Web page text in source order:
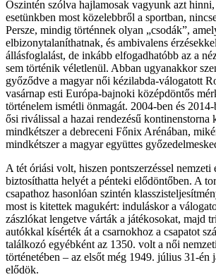
Őszintén szólva hajlamosak vagyunk azt
esetünkben most közelebbről a sportban,
Persze, mindig történnek olyan „csodák”,
elbizonytalaníthatnak, és ambivalens
állásfoglalást, de inkább elfogadhatóbb az a
sem történik véletlenül. Abban ugyanakkor
győződve a magyar női kézilabda-válogatott
vasárnap esti Európa-bajnoki középdöntős
történelem ismétli önmagát. 2004-ben és
ősi riválissal a hazai rendezésű kontinenstorna
mindkétszer a debreceni Főnix Arénában,
mindkétszer a magyar együttes
A tét óriási volt, hiszen pontszerzéssel nemzeti
biztosíthatta helyét a pénteki elődöntőben. A
csapathoz hasonlóan szintén
most is kitettek magukért: induláskor a
zászlókat lengetve várták a játékosokat, majd
autókkal kísérték át a csarnokhoz a csapatot
találkozó egyébként az 1350. volt a női
történetében – az elsőt még 1949. július 31-én
elődök.